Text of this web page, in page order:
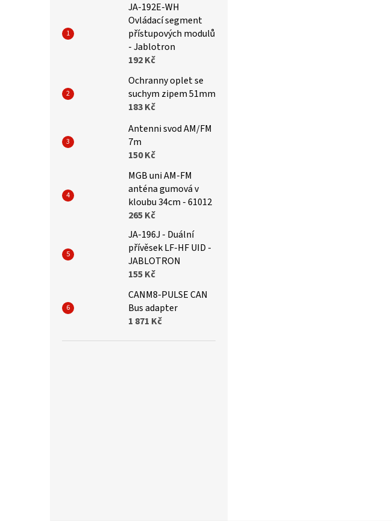
JA-192E-WH
Ovládací segment
přístupových modulů
- Jablotron
192 Kč
Ochranny oplet se
suchym zipem 51mm
183 Kč
Antenni svod AM/FM
7m
150 Kč
MGB uni AM-FM
anténa gumová v
kloubu 34cm - 61012
265 Kč
JA-196J - Duální
přívěsek LF-HF UID -
JABLOTRON
155 Kč
CANM8-PULSE CAN
Bus adapter
1 871 Kč